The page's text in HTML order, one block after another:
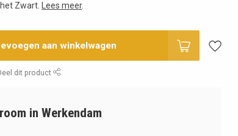
Zwart.
Lees meer.
aan winkelwagen
dit product
in Werkendam